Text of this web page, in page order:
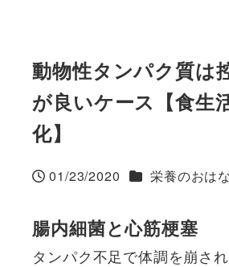
動物性タンパク質は
が良いケース【食生
化】
投稿日
01/23/2020 カテゴリー
栄養のおは
腸内細菌と心筋梗塞
タンパク不足で体調を崩さ